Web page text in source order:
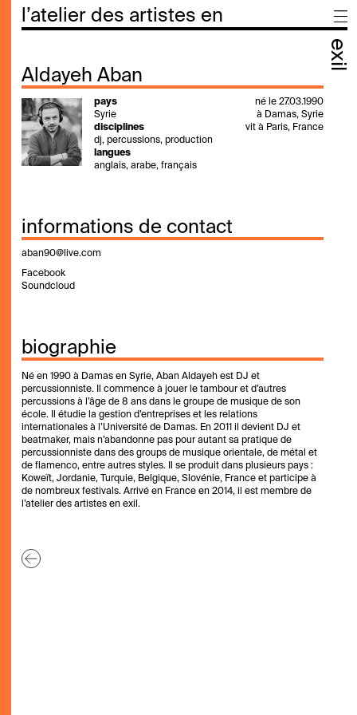
l’atelier des artistes en
exil
Aldayeh Aban
pays
Syrie
disciplines
dj, percussions, production
langues
anglais, arabe, français
né le 27.03.1990
à Damas, Syrie
vit à Paris, France
informations de contact
aban90@live.com
Facebook
Soundcloud
biographie
Né en 1990 à Damas en Syrie, Aban Aldayeh est DJ et
percussionniste. Il commence à jouer le tambour et d’autres
percussions à l’âge de 8 ans dans le groupe de musique de son
école. Il étudie la gestion d’entreprises et les relations
internationales à l’Université de Damas. En 2011 il devient DJ et
beatmaker, mais n’abandonne pas pour autant sa pratique de
percussionniste dans des groups de musique orientale, de métal et
de flamenco, entre autres styles. Il se produit dans plusieurs pays :
Koweït, Jordanie, Turquie, Belgique, Slovénie, France et participe à
de nombreux festivals. Arrivé en France en 2014, il est membre de
l’atelier des artistes en exil.